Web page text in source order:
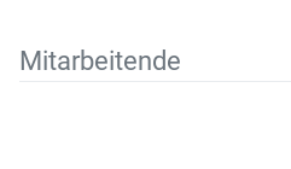
Mitarbeitende